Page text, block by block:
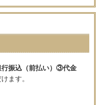
振込（前払い）③代金
ます。